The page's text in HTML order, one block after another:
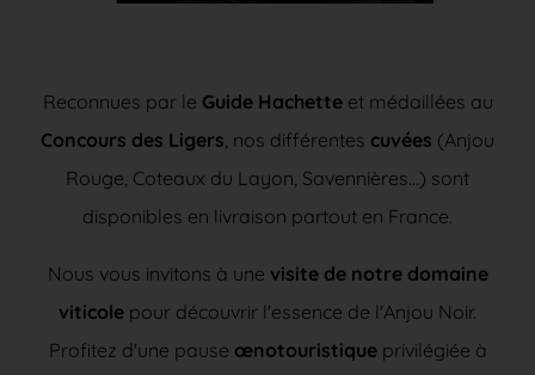
Reconnues par le Guide Hachetteet médaillées au
Concours des Ligers, nos différentes cuvées (Anjou
Rouge, Coteaux du Layon, Savennières...) sont
disponibles en livraison partout en France.
Nous vous invitons à une visite de notre domaine
viticole pour découvrir l'essence de l'Anjou Noir.
Profitez d'une pause œnotouristiqueprivilégiée à